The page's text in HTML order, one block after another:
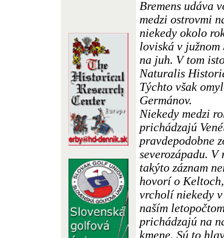
Bremens udáva
medzi ostrovmi
niekedy okolo
loviská v južnom
na juh. V tom
Naturalis
Týchto však
Germánov.
Niekedy medzi
prichádzajú
pravdepodobne
severozápadu.
takýto záznam
hovorí o
vrcholí niekedy
naším
prichádzajú na
kmene. Sú to